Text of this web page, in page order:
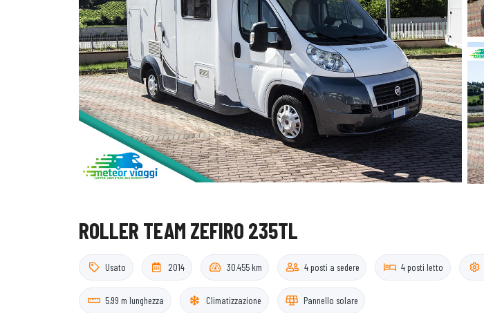
ROLLER TEAM ZEFIRO 235TL
Usato 2014 30.455 km 4 posti a sedere 4 posti letto
5.99 m lunghezza Climatizzazione Pannello solare